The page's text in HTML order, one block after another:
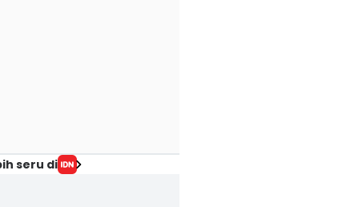
seru di